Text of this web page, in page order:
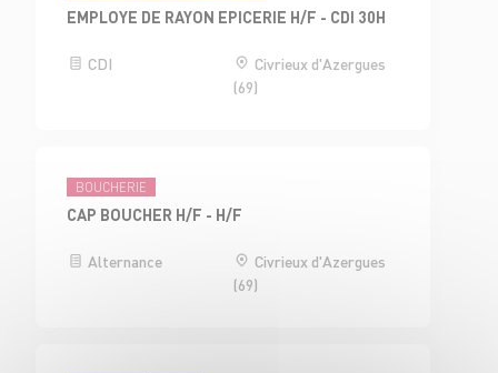
EMPLOYE DE RAYON EPICERIE H/F - CDI 30H
CDI
Civrieux d'Azergues
(69)
BOUCHERIE
CAP BOUCHER H/F - H/F
Alternance
Civrieux d'Azergues
(69)